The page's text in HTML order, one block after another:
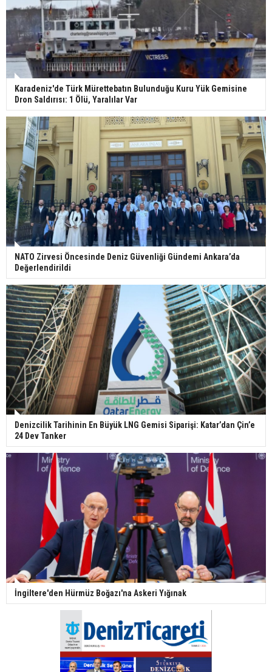
Karadeniz'de Türk Mürettebatın Bulunduğu Kuru Yük Gemisine
Dron Saldırısı: 1 Ölü, Yaralılar Var
NATO Zirvesi Öncesinde Deniz Güvenliği Gündemi Ankara’da
Değerlendirildi
Denizcilik Tarihinin En Büyük LNG Gemisi Siparişi: Katar’dan Çin’e
24 Dev Tanker
İngiltere'den Hürmüz Boğazı'na Askeri Yığınak